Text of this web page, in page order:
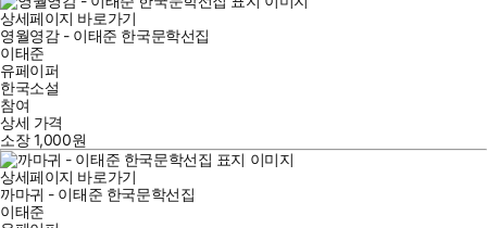
상세페이지 바로가기
영월영감 - 이태준 한국문학선집
이태준
유페이퍼
한국소설
참여
상세 가격
소장1,000원
상세페이지 바로가기
까마귀 - 이태준 한국문학선집
이태준